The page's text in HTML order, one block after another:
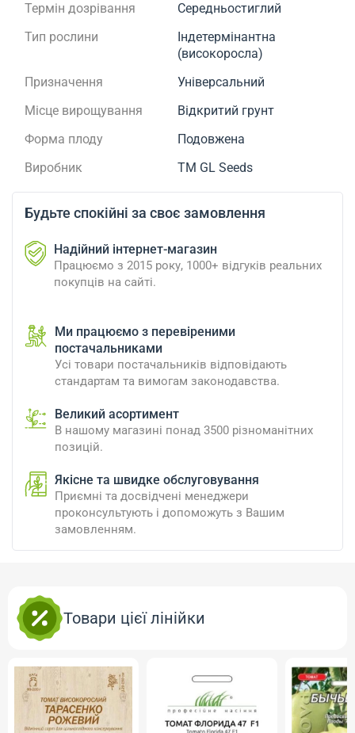
Термін дозрівання
Середньостиглий
Тип рослини
Індетермінантна
(високоросла)
Призначення
Універсальний
Місце вирощування
Відкритий грунт
Форма плоду
Подовжена
Виробник
ТМ GL Seeds
Будьте спокійні за своє замовлення
Надійний інтернет-магазин
Працюємо з 2015 року, 1000+ відгуків реальних
покупців на сайті.
Ми працюємо з перевіреними
постачальниками
Усі товари постачальників відповідають
стандартам та вимогам законодавства.
Великий асортимент
В нашому магазині понад 3500 різноманітних
позицій.
Якісне та швидке обслуговування
Приємні та досвідчені менеджери
проконсультують і допоможуть з Вашим
замовленням.
Товари цієї лінійки